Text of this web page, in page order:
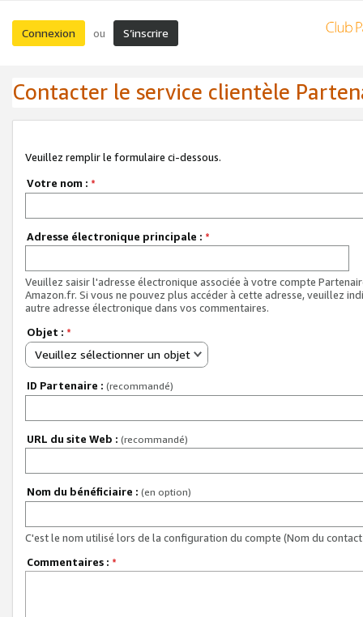
Connexion ou S’inscrire
Contacter le service clientèle
Veuillez remplir le formulaire ci-dessous.
Votre nom : *
Adresse électronique principale : *
Veuillez saisir l'adresse électronique associée à votre compte
Amazon.fr. Si vous ne pouvez plus accéder à cette adresse, veuillez
autre adresse électronique dans vos commentaires.
Objet : *
Veuillez sélectionner un objet
ID Partenaire : (recommandé)
URL du site Web : (recommandé)
Nom du bénéficiaire : (en option)
C'est le nom utilisé lors de la configuration du compte (Nom du
Commentaires : *